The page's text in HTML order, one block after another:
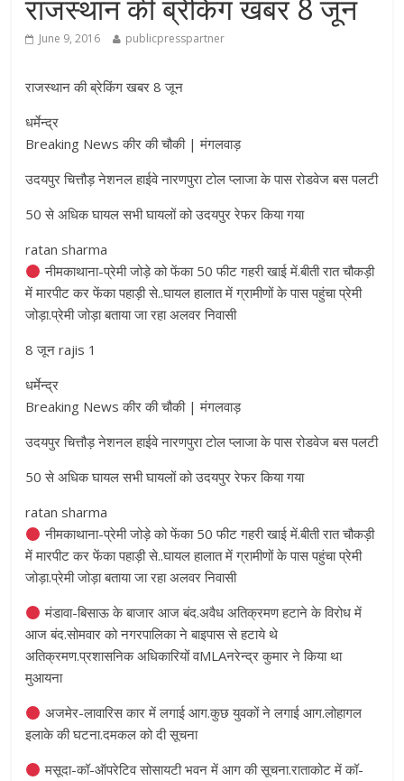
राजस्थान की ब्रेकिंग खबर 8 जून
June 9, 2016 publicpresspartner
राजस्थान की ब्रेकिंग खबर 8 जून
धर्मेन्द्र
Breaking News कीर की चौकी | मंगलवाड़
उदयपुर चित्तौड़ नेशनल हाईवे नारणपुरा टोल प्लाजा के पास रोडवेज बस पलटी
50 से अधिक घायल सभी घायलों को उदयपुर रेफर किया गया
ratan sharma
नीमकाथाना-प्रेमी जोड़े को फेंका 50 फीट गहरी खाई में.बीती रात चौकड़ी
में मारपीट कर फेंका पहाड़ी से..घायल हालात में ग्रामीणों के पास पहुंचा प्रेमी
जोड़ा.प्रेमी जोड़ा बताया जा रहा अलवर निवासी
8 जून rajis 1
धर्मेन्द्र
Breaking News कीर की चौकी | मंगलवाड़
उदयपुर चित्तौड़ नेशनल हाईवे नारणपुरा टोल प्लाजा के पास रोडवेज बस पलटी
50 से अधिक घायल सभी घायलों को उदयपुर रेफर किया गया
ratan sharma
नीमकाथाना-प्रेमी जोड़े को फेंका 50 फीट गहरी खाई में.बीती रात चौकड़ी
में मारपीट कर फेंका पहाड़ी से..घायल हालात में ग्रामीणों के पास पहुंचा प्रेमी
जोड़ा.प्रेमी जोड़ा बताया जा रहा अलवर निवासी
मंडावा-बिसाऊ के बाजार आज बंद.अवैध अतिक्रमण हटाने के विरोध में
आज बंद.सोमवार को नगरपालिका ने बाइपास से हटाये थे
अतिक्रमण.प्रशासनिक अधिकारियों वMLAनरेन्द्र कुमार ने किया था
मुआयना
अजमेर-लावारिस कार में लगाई आग.कुछ युवकों ने लगाई आग.लोहागल
इलाके की घटना.दमकल को दी सूचना
मसूदा-कॉ-ऑपरेटिव सोसायटी भवन में आग की सूचना.राताकोट में कॉ-